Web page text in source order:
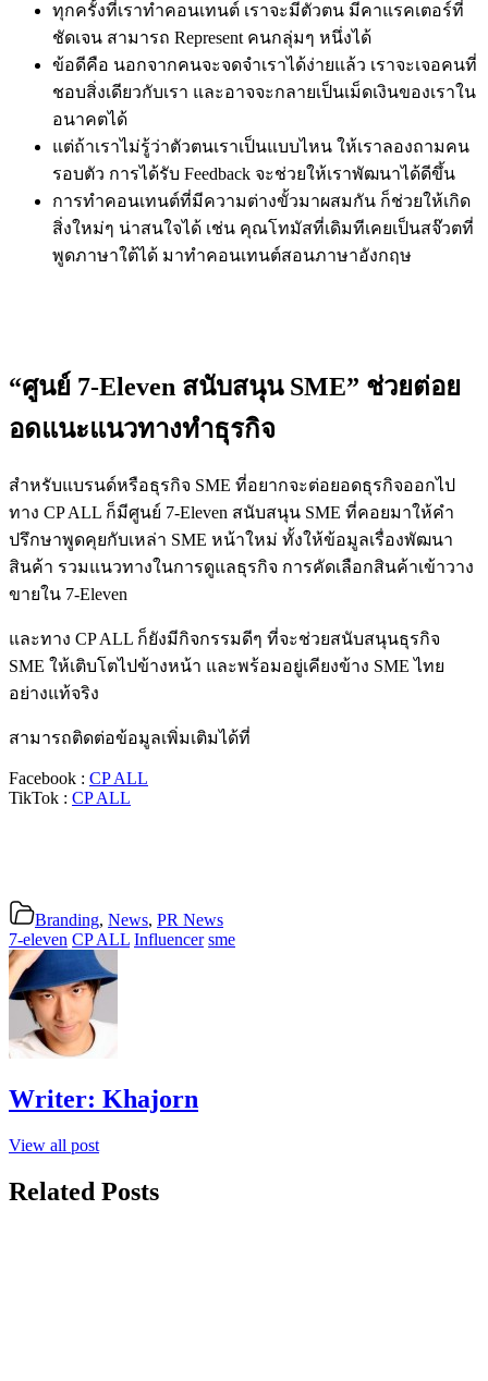
ทุกครั้งที่เราทำคอนเทนต์ เราจะมีตัวตน มีคาแรคเตอร์ที่
ชัดเจน สามารถ Represent คนกลุ่มๆ หนึ่งได้
ข้อดีคือ นอกจากคนจะจดจำเราได้ง่ายแล้ว เราจะเจอคนที่
ชอบสิ่งเดียวกับเรา และอาจจะกลายเป็นเม็ดเงินของเราใน
อนาคตได้
แต่ถ้าเราไม่รู้ว่าตัวตนเราเป็นแบบไหน ให้เราลองถามคน
รอบตัว การได้รับ Feedback จะช่วยให้เราพัฒนาได้ดีขึ้น
การทำคอนเทนต์ที่มีความต่างขั้วมาผสมกัน ก็ช่วยให้เกิด
สิ่งใหม่ๆ น่าสนใจได้ เช่น คุณโทมัสที่เดิมทีเคยเป็นสจ๊วตที่
พูดภาษาใต้ได้ มาทำคอนเทนต์สอนภาษาอังกฤษ
“ศูนย์ 7-Eleven สนับสนุน SME” ช่วยต่อย
อดแนะแนวทางทำธุรกิจ
สำหรับแบรนด์หรือธุรกิจ SME ที่อยากจะต่อยอดธุรกิจออกไป
ทาง CP ALL ก็มีศูนย์ 7-Eleven สนับสนุน SME ที่คอยมาให้คำ
ปรึกษาพูดคุยกับเหล่า SME หน้าใหม่ ทั้งให้ข้อมูลเรื่องพัฒนา
สินค้า รวมแนวทางในการดูแลธุรกิจ การคัดเลือกสินค้าเข้าวาง
ขายใน 7-Eleven
และทาง CP ALL ก็ยังมีกิจกรรมดีๆ ที่จะช่วยสนับสนุนธุรกิจ
SME ให้เติบโตไปข้างหน้า และพร้อมอยู่เคียงข้าง SME ไทย
อย่างแท้จริง
สามารถติดต่อข้อมูลเพิ่มเติมได้ที่
Facebook : CP ALL
TikTok : CP ALL
Branding, News, PR News
7-eleven CP ALL Influencer sme
Writer: Khajorn
View all post
Related Posts